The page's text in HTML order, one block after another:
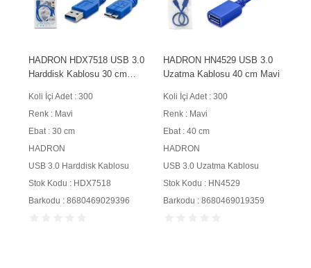
HADRON HDX7518 USB 3.0
Harddisk Kablosu 30 cm
Koli İçi Adet : 300
Renk : Mavi
Ebat : 30 cm
HADRON
USB 3.0 Harddisk Kablosu
Stok Kodu : HDX7518
Barkodu : 8680469029396
HADRON HN4529 USB 3.0
Uzatma Kablosu 40 cm Mavi
Koli İçi Adet : 300
Renk : Mavi
Ebat : 40 cm
HADRON
USB 3.0 Uzatma Kablosu
Stok Kodu : HN4529
Barkodu : 8680469019359